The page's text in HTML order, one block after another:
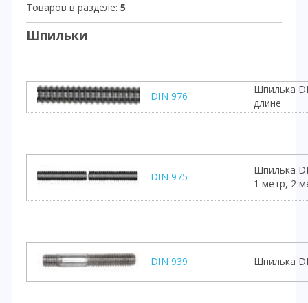
Товаров в разделе: 5
Шпильки
DIN 976
Шпилька
длине
DIN 975
Шпилька
1 метр, 2
DIN 939 Шпилька